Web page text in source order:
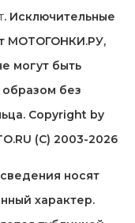
. Исключительные
МОТОГОНКИ.РУ,
могут быть
без
Copyright by
(C) 2003-2026
носят
характер.